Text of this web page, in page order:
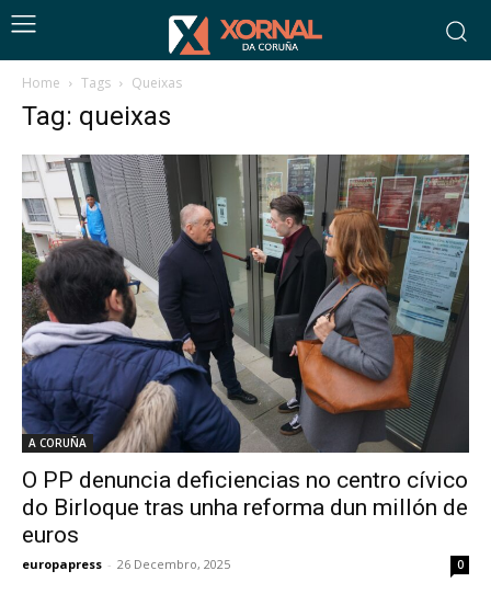
Home Tags Queixas
Tag: queixas
A CORUÑA
O PP denuncia deficiencias no centro cívico
do Birloque tras unha reforma dun millón de
euros
europapress - 26 Decembro, 2025 0